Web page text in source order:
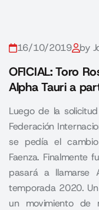
16/10/2019 by
OFICIAL: Toro
Alpha Tauri a
Luego de la
Federación
se pedía el
Faenza. Finalmente
pasará a llamarse
temporada 2020.
un movimiento de